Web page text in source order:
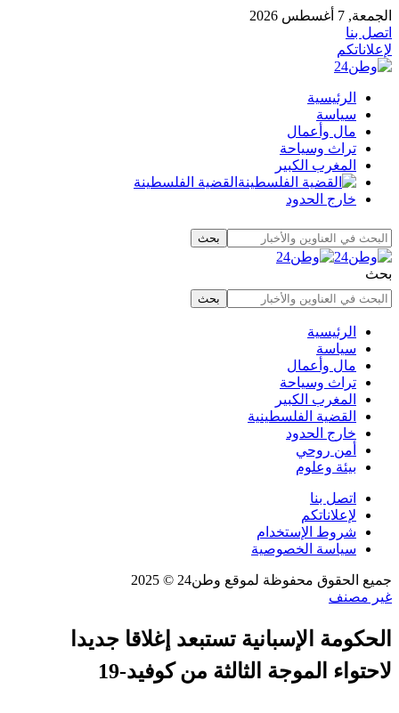
الجمعة, 7 أغسطس 2026
اتصل بنا
لإعلاناتكم
الرئيسية
سياسة
مال وأعمال
تراث وسياحة
المغرب الكبير
القضية الفلسطينة
خارج الحدود
بحث
الرئيسية
سياسة
مال وأعمال
تراث وسياحة
المغرب الكبير
القضية الفلسطينية
خارج الحدود
أمن روحي
بيئة وعلوم
اتصل بنا
لإعلاناتكم
شروط الإستخدام
سياسة الخصوصية
جميع الحقوق محفوظة لموقع وطن24 © 2025
غير مصنف
الحكومة الإسبانية تستبعد إغلاقا جديدا
لاحتواء الموجة الثالثة من كوفيد-19